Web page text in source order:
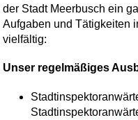
der Stadt Meerbusch ein
Aufgaben und Tätigkeiten
vielfältig:
Unser regelmäßiges